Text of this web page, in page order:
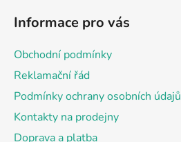
Informace pro vás
Obchodní podmínky
Reklamační řád
Podmínky ochrany osobních údajů
Kontakty na prodejny
Doprava a platba